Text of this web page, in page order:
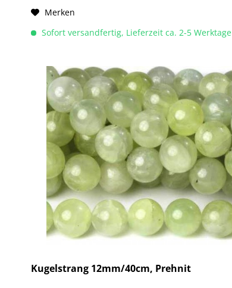
Merken
Sofort versandfertig, Lieferzeit ca. 2-5 Werktage
Kugelstrang 12mm/40cm, Prehnit